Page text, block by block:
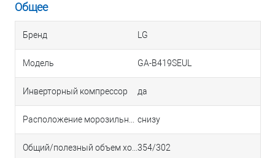
Общее
Бренд LG
Модель GA-B419SEUL
Инверторный компрессор да
Расположение морозильной камеры снизу
Общий/полезный объем холодильника, л354/302